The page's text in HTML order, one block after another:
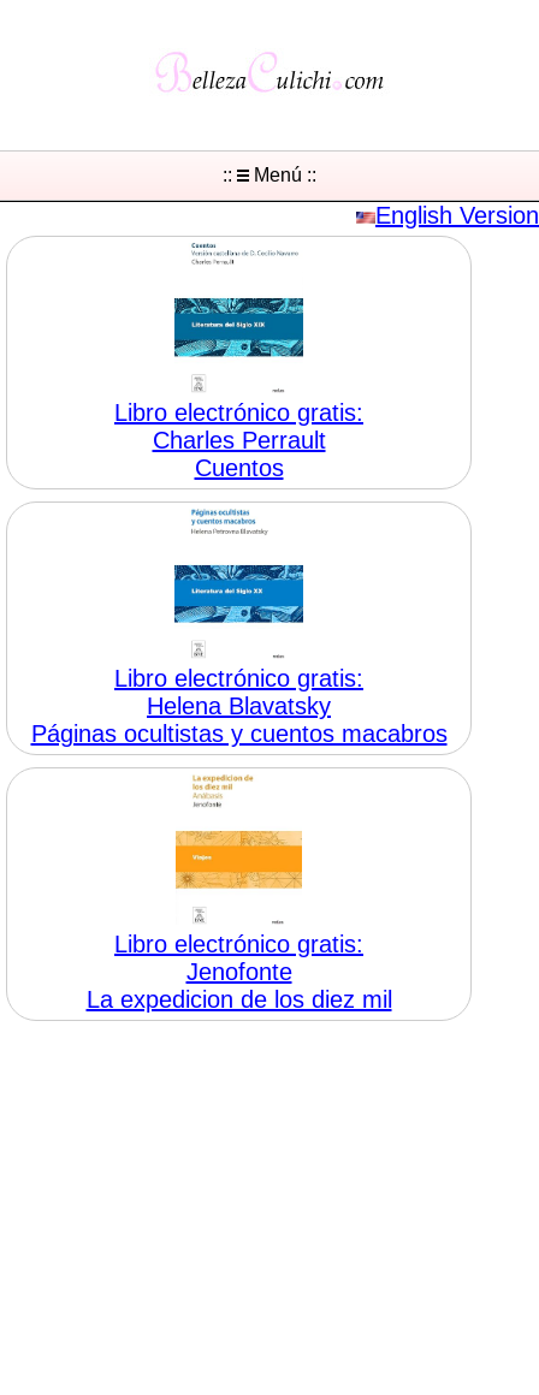
:: Menú ::
English Version
Libro electrónico gratis:
Charles Perrault
Cuentos
Libro electrónico gratis:
Helena Blavatsky
Páginas ocultistas y cuentos macabros
Libro electrónico gratis:
Jenofonte
La expedicion de los diez mil